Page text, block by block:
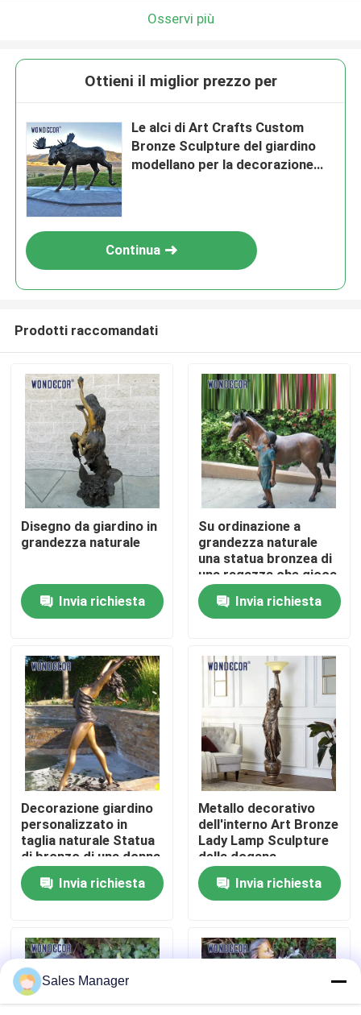
Casa
Prodotti
Fatory Tour
Controllo di qualità
Contattaci
Richiedere un preventivo
Scultura forgiata del metallo
Le statue bronzee scolpiscono
Scultura bronzea su ordinazione
Osservi più
Ottieni il miglior prezzo per
Le alci di Art Crafts Custom
Bronze Sculpture del giardino
modellano per la decorazione
Continua
Prodotti raccomandati
Disegno da giardino in
grandezza naturale
Invia richiesta
Su ordinazione a
grandezza naturale
una statua bronzea di
una ragazza che gioca
con il suo amico del
cavalloInvia richiesta
Decorazione giardino
personalizzato in
taglia naturale Statua
di bronzo di una donna
Invia richiesta
Metallo decorativo
dell'interno Art Bronze
Lady Lamp Sculpture
della dogana
Invia richiesta
Sales Manager